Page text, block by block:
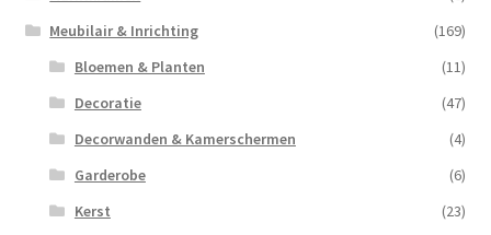
Meubilair & Inrichting
(169)
Bloemen & Planten
(11)
Decoratie
(47)
Decorwanden & Kamerschermen
(4)
Garderobe
(6)
Kerst
(23)